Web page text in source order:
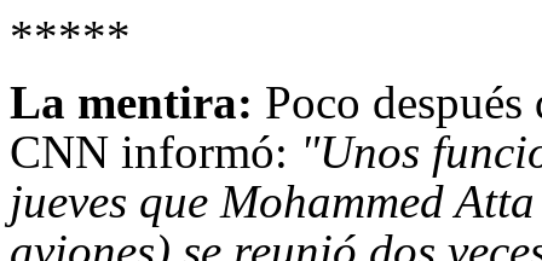
*****
La mentira: Poco
CNN informó: "Unos
jueves que Mohammed
aviones) se reunió dos